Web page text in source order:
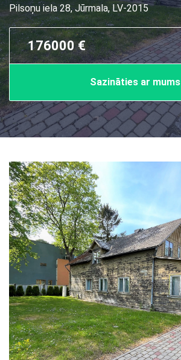
Pilsoņu iela 28, Jūrmala, LV-2015
176000 €
Sazināties ar mums